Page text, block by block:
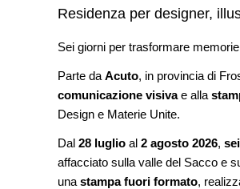
Residenza per designer,
Sei giorni per trasformare
Parte da Acuto, in provincia di
comunicazione visivae alla
Design e Materie Unite.
Dal 28 luglio al 2 agosto 2026,
affacciato sulla valle del Sacco e
una stampa fuori formato,